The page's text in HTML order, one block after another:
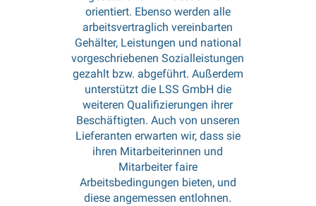
orientiert. Ebenso werden alle
arbeitsvertraglich vereinbarten
Gehälter, Leistungen und national
vorgeschriebenen Sozialleistungen
gezahlt bzw. abgeführt. Außerdem
unterstützt die LSS GmbH die
weiteren Qualifizierungen ihrer
Beschäftigten. Auch von unseren
Lieferanten erwarten wir, dass sie
ihren Mitarbeiterinnen und
Mitarbeiter faire
Arbeitsbedingungen bieten, und
diese angemessen entlohnen.